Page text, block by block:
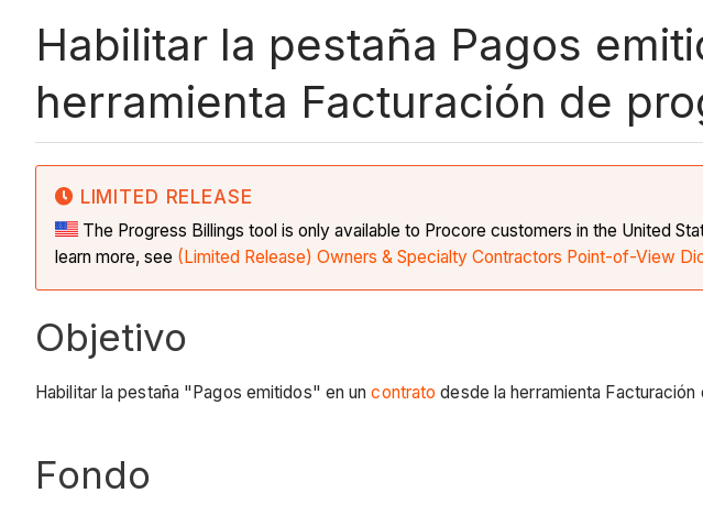
Habilitar la pestaña Pagos
herramienta Facturación de
LIMITED RELEASE
The Progress Billings tool is only available to Procore customers in the United
learn more, see (Limited Release) Owners & Specialty Contractors Point-of-View
Objetivo
Habilitar la pestaña "Pagos emitidos" en uncontrato desde la herramienta Facturación
Fondo